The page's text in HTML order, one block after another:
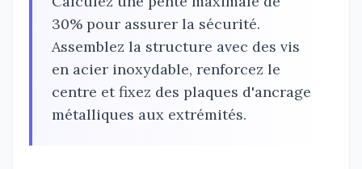
30% pour assurer la sécurité.
Assemblez la structure avec des vis
en acier inoxydable, renforcez le
centre et fixez des plaques d'ancrage
métalliques aux extrémités.